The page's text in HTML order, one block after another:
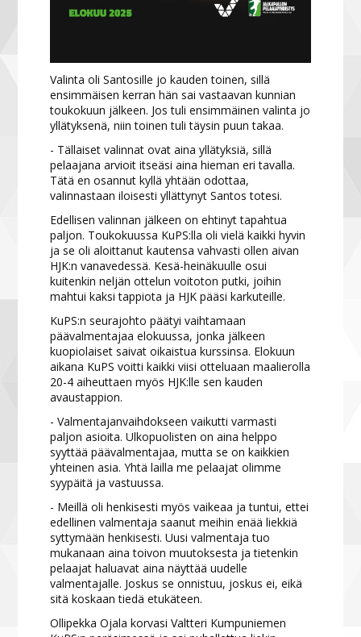
Valinta oli Santosille jo kauden toinen, sillä
ensimmäisen kerran hän sai vastaavan kunnian
toukokuun jälkeen. Jos tuli ensimmäinen valinta jo
yllätyksenä, niin toinen tuli täysin puun takaa.
- Tällaiset valinnat ovat aina yllätyksiä, sillä
pelaajana arvioit itseäsi aina hieman eri tavalla.
Tätä en osannut kyllä yhtään odottaa,
valinnastaan iloisesti yllättynyt Santos totesi.
Edellisen valinnan jälkeen on ehtinyt tapahtua
paljon. Toukokuussa KuPS:lla oli vielä kaikki hyvin
ja se oli aloittanut kautensa vahvasti ollen aivan
HJK:n vanavedessä. Kesä-heinäkuulle osui
kuitenkin neljän ottelun voitoton putki, joihin
mahtui kaksi tappiota ja HJK pääsi karkuteille.
KuPS:n seurajohto päätyi vaihtamaan
päävalmentajaa elokuussa, jonka jälkeen
kuopiolaiset saivat oikaistua kurssinsa. Elokuun
aikana KuPS voitti kaikki viisi otteluaan maalierolla
20-4 aiheuttaen myös HJK:lle sen kauden
avaustappion.
- Valmentajanvaihdokseen vaikutti varmasti
paljon asioita. Ulkopuolisten on aina helppo
syyttää päävalmentajaa, mutta se on kaikkien
yhteinen asia. Yhtä lailla me pelaajat olimme
syypäitä ja vastuussa.
- Meillä oli henkisesti myös vaikeaa ja tuntui, ettei
edellinen valmentaja saanut meihin enää liekkiä
syttymään henkisesti. Uusi valmentaja tuo
mukanaan aina toivon muutoksesta ja tietenkin
pelaajat haluavat aina näyttää uudelle
valmentajalle. Joskus se onnistuu, joskus ei, eikä
sitä koskaan tiedä etukäteen.
Ollipekka Ojala korvasi Valtteri Kumpuniemen